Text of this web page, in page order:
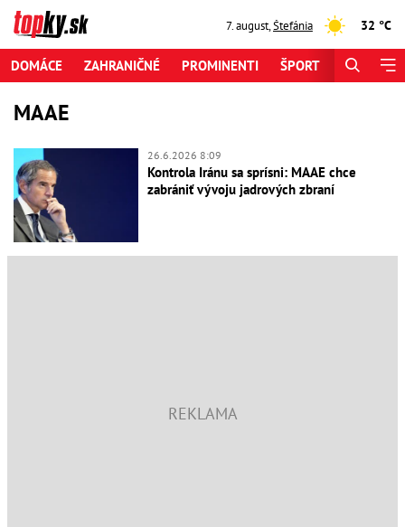
7. august,Štefánia 32 °C
DOMÁCE ZAHRANIČNÉ PROMINENTI ŠPORT
MAAE
26.6.2026 8:09
Kontrola Iránu sa sprísni: MAAE chce
zabrániť vývoju jadrových zbraní